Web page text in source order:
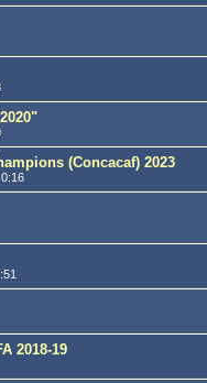
(Concacaf) 2023
2018-19